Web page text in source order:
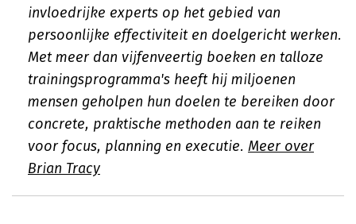
invloedrijke experts op het gebied van
persoonlijke effectiviteit en doelgericht werken.
Met meer dan vijfenveertig boeken en talloze
trainingsprogramma's heeft hij miljoenen
mensen geholpen hun doelen te bereiken door
concrete, praktische methoden aan te reiken
voor focus, planning en executie. Meer over
Brian Tracy